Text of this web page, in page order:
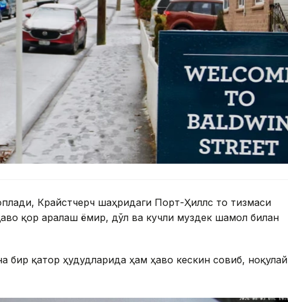
Крайстчерч шаҳридаги Порт-Ҳиллс тоғ тизмаси
қор аралаш ёмғир, дўл ва кучли муздек шамол билан
бир қатор ҳудудларида ҳам ҳаво кескин совиб, ноқулай